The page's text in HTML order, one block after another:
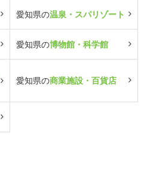
愛知県の温泉・スパリゾート
愛知県の博物館・科学館
愛知県の商業施設・百貨店